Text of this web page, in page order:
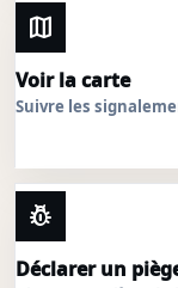
map
Voir la carte
Suivre les
pest_control
Déclarer un